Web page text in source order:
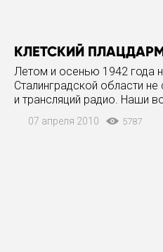
КЛЕТСКИЙ
Летом и осенью 1942 года
Сталинградской области
и трансляций радио. Наши
в том районе
многочисленные атаки
07 апреля 2010 5787